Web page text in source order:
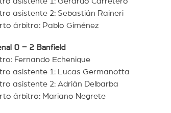
asistente 2: Sebastián Raineri
árbitro: Pablo Giménez
0 – 2 Banfield
Fernando Echenique
asistente 1: Lucas Germanotta
asistente 2: Adrián Delbarba
árbitro: Mariano Negrete